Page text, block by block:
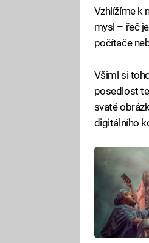
Vzhlížíme k
mysl – řeč
počítače
Všiml si
posedlost
svaté
digitálního